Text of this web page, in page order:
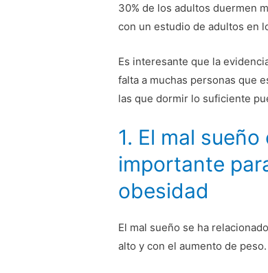
30% de los adultos duermen
con un estudio de adultos en
Es interesante que la
falta a muchas personas que
las que dormir lo suficiente
1. El mal
importante
obesidad
El mal sueño se ha
alto y con el aumento de peso.